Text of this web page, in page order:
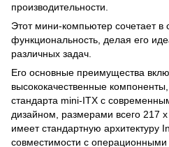
производительности.
Этот мини-компьютер сочетает в
функциональность, делая его
различных задач.
Его основные преимущества
высококачественные
стандарта mini-ITX с
дизайном, размерами всего 217
имеет стандартную архитектуру
совместимости с